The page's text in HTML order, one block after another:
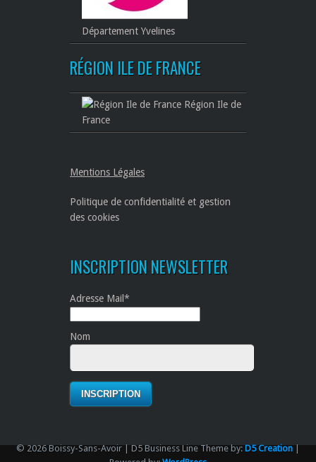
Département Yvelines
RÉGION ILE DE FRANCE
Région Ile de
France
Mentions Légales
Politique de confidentialité et gestion
des cookies
INSCRIPTION NEWSLETTER
Adresse Mail*
Nom
© 2026 Boissy-Sans-Avoir | D5 Business Line Theme by:D5 Creation|